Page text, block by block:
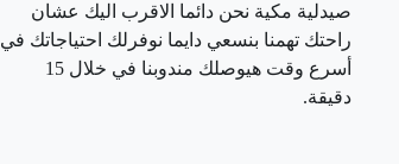
صيدلية مكية نحن دائما الاقرب اليك عشان
راحتك تهمنا بنسعي دايما نوفرلك احتياجاتك في
أسرع وقت هيوصلك مندوبنا في خلال 15
دقيقة.